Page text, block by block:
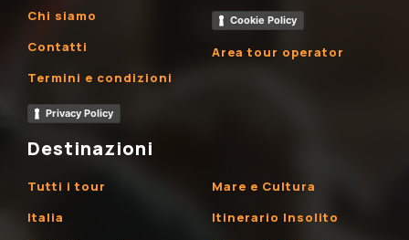
Chi siamo
Contatti
Termini e condizioni
Privacy Policy
Cookie Policy
Area tour operator
Destinazioni
Tutti i tour
Italia
Mare e Cultura
Itinerario Insolito